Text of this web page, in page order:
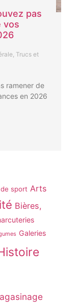
pas
vos
Trucs et
ramener de
en 2026
sport Arts
Bières,
Galeries